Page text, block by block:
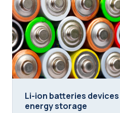
Li-ion batteries
Li-ion batteries
energy storage